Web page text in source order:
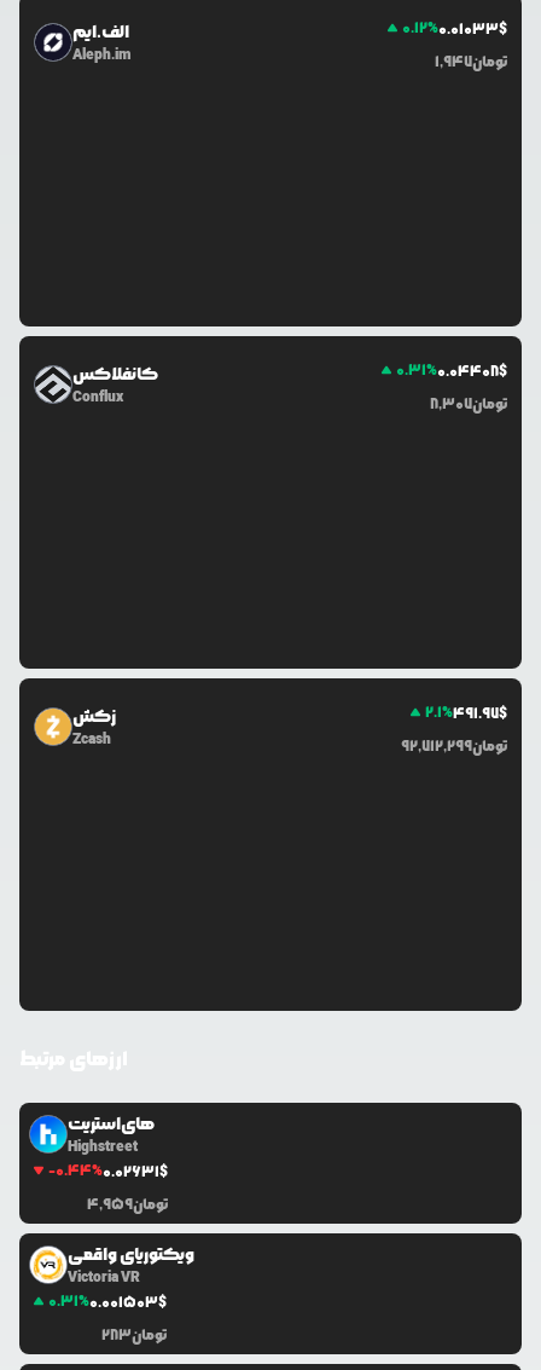
الف.ایم
Aleph.im
0.12%0.01033$
1,947تومان
کانفلاکس
Conflux
0.31%0.04408$
8,307تومان
زکش
Zcash
2.1%491.97$
92,712,299تومان
های‌استریت
Highstreet
-0.44%0.02631$
4,959تومان
ویکتوریای واقعی
Victoria VR
0.31%0.001503$
283تومان